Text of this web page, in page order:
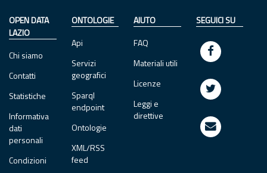
OPEN DATA
LAZIO
Chi siamo
Contatti
Statistiche
Informativa
dati
personali
Condizioni
ONTOLOGIE
Api
Servizi
geografici
Sparql
endpoint
Ontologie
XML/RSS
feed
AIUTO
FAQ
Materiali utili
Licenze
Leggi e
direttive
SEGUICI SU